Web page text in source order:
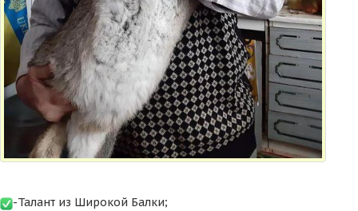
-Талант из Широкой Балки;